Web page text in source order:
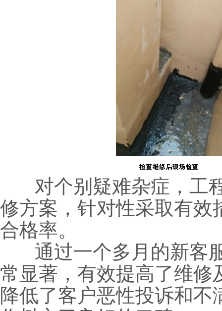
对个别疑难杂症，工
修方案，针对性采取有效
合格率。
通过一个多月的新客
常显著，有效提高了维
降低了客户恶性投诉和